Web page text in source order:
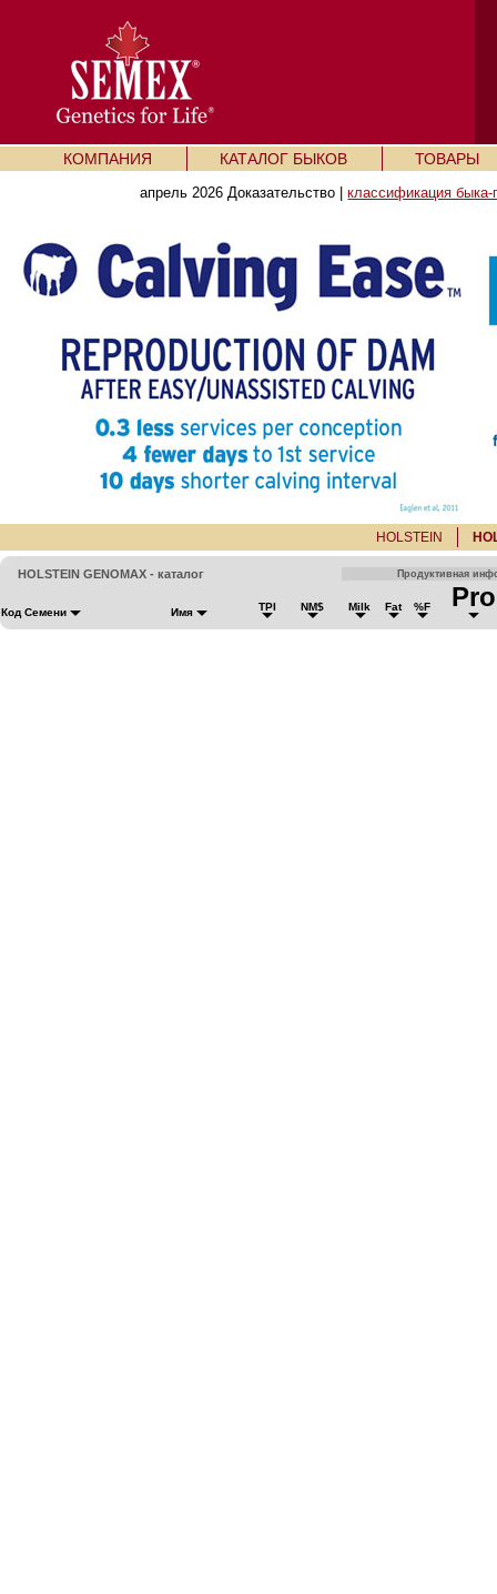
КОМПАНИЯ КАТАЛОГ БЫКОВ ТОВАРЫ
апрель 2026 Доказательство |классификация
HOLSTEIN
HOLSTEIN GENOMAX - каталог Продуктивная
Код Семени Имя TPI NM$ Milk Fat %F Pro